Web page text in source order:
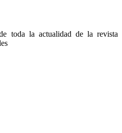
toda la actualidad de la revista